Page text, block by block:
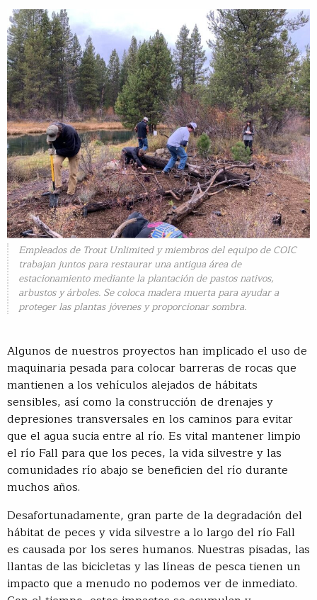
Empleados de Trout Unlimited y miembros del equipo de COIC
trabajan juntos para restaurar una antigua área de
estacionamiento mediante la plantación de pastos nativos,
arbustos y árboles. Se coloca madera muerta para ayudar a
proteger las plantas jóvenes y proporcionar sombra.
Algunos de nuestros proyectos han implicado el uso de
maquinaria pesada para colocar barreras de rocas que
mantienen a los vehículos alejados de hábitats
sensibles, así como la construcción de drenajes y
depresiones transversales en los caminos para evitar
que el agua sucia entre al río. Es vital mantener limpio
el río Fall para que los peces, la vida silvestre y las
comunidades río abajo se beneficien del río durante
muchos años.
Desafortunadamente, gran parte de la degradación del
hábitat de peces y vida silvestre a lo largo del río Fall
es causada por los seres humanos. Nuestras pisadas, las
llantas de las bicicletas y las líneas de pesca tienen un
impacto que a menudo no podemos ver de inmediato.